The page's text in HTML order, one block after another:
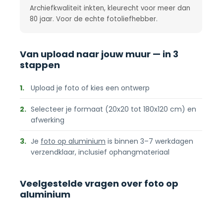
Archiefkwaliteit inkten, kleurecht voor meer dan
80 jaar. Voor de echte fotoliefhebber.
Van upload naar jouw muur — in 3
stappen
1. Upload je foto of kies een ontwerp
2. Selecteer je formaat (20x20 tot 180x120 cm) en
afwerking
3. Je foto op aluminium is binnen 3–7 werkdagen
verzendklaar, inclusief ophangmateriaal
Veelgestelde vragen over foto op
aluminium